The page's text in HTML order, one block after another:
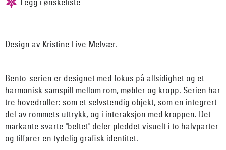
Design av Kristine Five Melvær.
Bento-serien er designet med fokus på allsidighet og et
harmonisk samspill mellom rom, møbler og kropp. Serien har
tre hovedroller: som et selvstendig objekt, som en integrert
del av rommets uttrykk, og i interaksjon med kroppen. Det
markante svarte "beltet" deler pleddet visuelt i to halvparter
og tilfører en tydelig grafisk identitet.